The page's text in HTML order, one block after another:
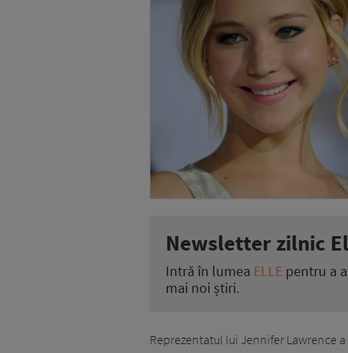
Newsletter zilnic
Intră în lumea ELLE pentru a
mai noi știri.
Reprezentatul lui Jennifer Lawrence